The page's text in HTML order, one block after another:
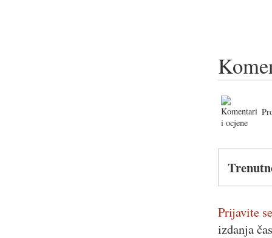
Prijavite
izdanja